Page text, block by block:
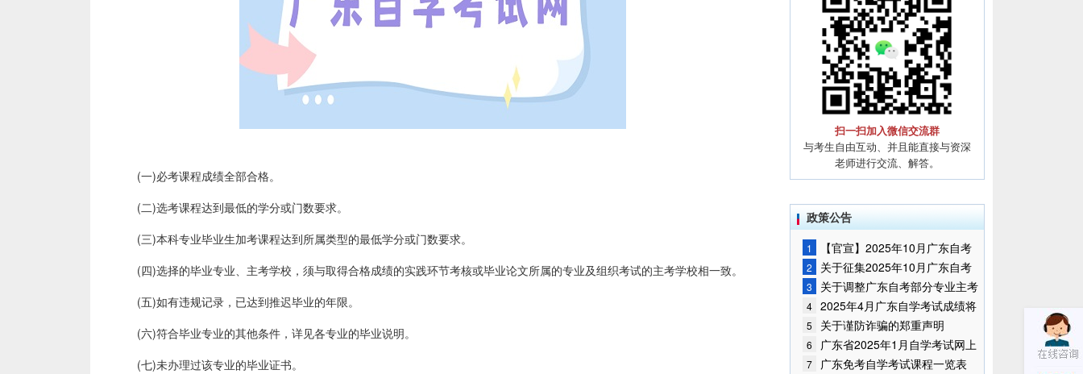
(一)必考课程成绩全部合格。
(二)选考课程达到最低的学分或门数要求。
(三)本科专业毕业生加考课程达到所属类型的最低学分或门数要求。
(四)选择的毕业专业、主考学校，须与取得合格成绩的实践环节考核或毕业论文所属的专业及组织考试的主考学校相一致。
(五)如有违规记录，已达到推迟毕业的年限。
(六)符合毕业专业的其他条件，详见各专业的毕业说明。
(七)未办理过该专业的毕业证书。
扫一扫加入微信交流群
与考生自由互动、并且能直接与资深
老师进行交流、解答。
政策公告
1
【官宣】2025年10月广东自考
报名时间通知
2
关于征集2025年10月广东自考
增加开考停考专业部分课程意向的
通告
3
关于调整广东自考部分专业主考
学校的通知
4 2025年4月广东自学考试成绩将
于5月9日公布
5 关于谨防诈骗的郑重声明
6
广东省2025年1月自学考试网上
报名报考须知
7 广东免考自学考试课程一览表